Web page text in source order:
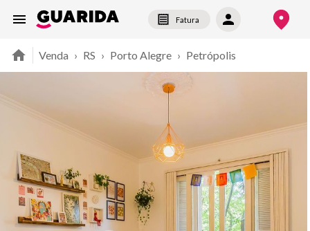
Fatura
Venda › RS › Porto Alegre › Petrópolis